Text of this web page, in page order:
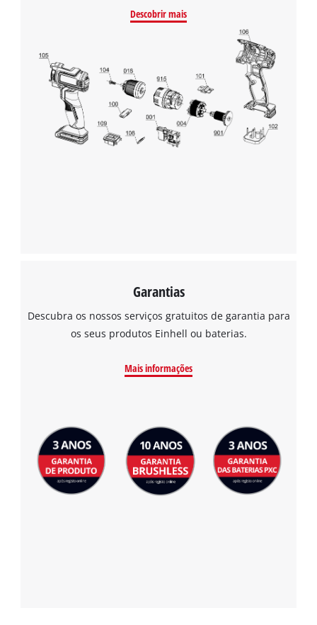
Descobrir mais
Garantias
Descubra os nossos serviços gratuitos de garantia para
os seus produtos Einhell ou baterias.
Mais informações